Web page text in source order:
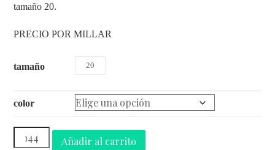
tamaño 20.
PRECIO POR MILLAR
tamaño 20
color
Añadir al carrito